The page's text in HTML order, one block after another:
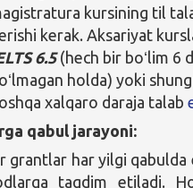
kursining til
kerak. Aksariyat
6.5(hech bir boʻlim 6
holda) yoki
xalqaro daraja talab
qabul jarayoni:
grantlar har yilgi qabulda
taqdim etiladi.